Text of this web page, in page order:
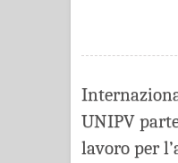
UNIPV
lavoro per